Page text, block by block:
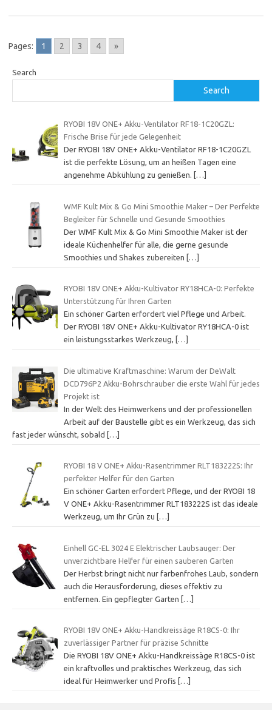
Pages: 1 2 3 4 »
Search
Search
RYOBI 18V ONE+ Akku-Ventilator RF18-1C20GZL:
Frische Brise für jede Gelegenheit
Der RYOBI 18V ONE+ Akku-Ventilator RF18-1C20GZL
ist die perfekte Lösung, um an heißen Tagen eine
angenehme Abkühlung zu genießen.
[…]
WMF Kult Mix & Go Mini Smoothie Maker – Der Perfekte
Begleiter für Schnelle und Gesunde Smoothies
Der WMF Kult Mix & Go Mini Smoothie Maker ist der
ideale Küchenhelfer für alle, die gerne gesunde
Smoothies und Shakes zubereiten […]
RYOBI 18V ONE+ Akku-Kultivator RY18HCA-0: Perfekte
Unterstützung für Ihren Garten
Ein schöner Garten erfordert viel Pflege und Arbeit.
Der RYOBI 18V ONE+ Akku-Kultivator RY18HCA-0 ist
ein leistungsstarkes Werkzeug,
[…]
Die ultimative Kraftmaschine: Warum der DeWalt
DCD796P2 Akku-Bohrschrauber die erste Wahl für jedes
Projekt ist
In der Welt des Heimwerkens und der professionellen
Arbeit auf der Baustelle gibt es ein Werkzeug, das sich
fast jeder wünscht, sobald […]
RYOBI 18 V ONE+ Akku-Rasentrimmer RLT183222S: Ihr
perfekter Helfer für den Garten
Ein schöner Garten erfordert Pflege, und der RYOBI 18
V ONE+ Akku-Rasentrimmer RLT183222S ist das ideale
Werkzeug, um Ihr Grün zu
[…]
Einhell GC-EL 3024 E Elektrischer Laubsauger: Der
unverzichtbare Helfer für einen sauberen Garten
Der Herbst bringt nicht nur farbenfrohes Laub, sondern
auch die Herausforderung, dieses effektiv zu
entfernen. Ein gepflegter Garten […]
RYOBI 18V ONE+ Akku-Handkreissäge R18CS-0: Ihr
zuverlässiger Partner für präzise Schnitte
Die RYOBI 18V ONE+ Akku-Handkreissäge R18CS-0 ist
ein kraftvolles und praktisches Werkzeug, das sich
ideal für Heimwerker und Profis
[…]